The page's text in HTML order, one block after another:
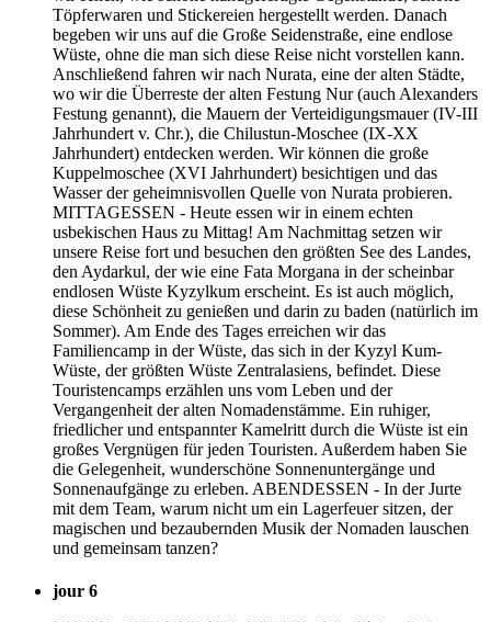
Töpferwaren und Stickereien hergestellt werden. Danach
begeben wir uns auf die Große Seidenstraße, eine endlose
Wüste, ohne die man sich diese Reise nicht vorstellen kann.
Anschließend fahren wir nach Nurata, eine der alten Städte,
wo wir die Überreste der alten Festung Nur (auch Alexanders
Festung genannt), die Mauern der Verteidigungsmauer (IV-III
Jahrhundert v. Chr.), die Chilustun-Moschee (IX-XX
Jahrhundert) entdecken werden. Wir können die große
Kuppelmoschee (XVI Jahrhundert) besichtigen und das
Wasser der geheimnisvollen Quelle von Nurata probieren.
MITTAGESSEN - Heute essen wir in einem echten
usbekischen Haus zu Mittag! Am Nachmittag setzen wir
unsere Reise fort und besuchen den größten See des Landes,
den Aydarkul, der wie eine Fata Morgana in der scheinbar
endlosen Wüste Kyzylkum erscheint. Es ist auch möglich,
diese Schönheit zu genießen und darin zu baden (natürlich im
Sommer). Am Ende des Tages erreichen wir das
Familiencamp in der Wüste, das sich in der Kyzyl Kum-
Wüste, der größten Wüste Zentralasiens, befindet. Diese
Touristencamps erzählen uns vom Leben und der
Vergangenheit der alten Nomadenstämme. Ein ruhiger,
friedlicher und entspannter Kamelritt durch die Wüste ist ein
großes Vergnügen für jeden Touristen. Außerdem haben Sie
die Gelegenheit, wunderschöne Sonnenuntergänge und
Sonnenaufgänge zu erleben. ABENDESSEN - In der Jurte
mit dem Team, warum nicht um ein Lagerfeuer sitzen, der
magischen und bezaubernden Musik der Nomaden lauschen
und gemeinsam tanzen?
jour 6